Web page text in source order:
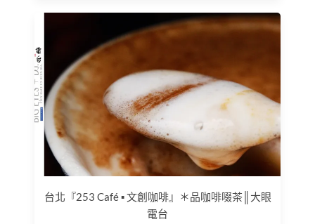
台北『253 Café ▪ 文創咖啡』＊品咖啡啜茶║大眼
電台